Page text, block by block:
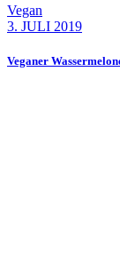
Vegan
3. JULI 2019
Veganer